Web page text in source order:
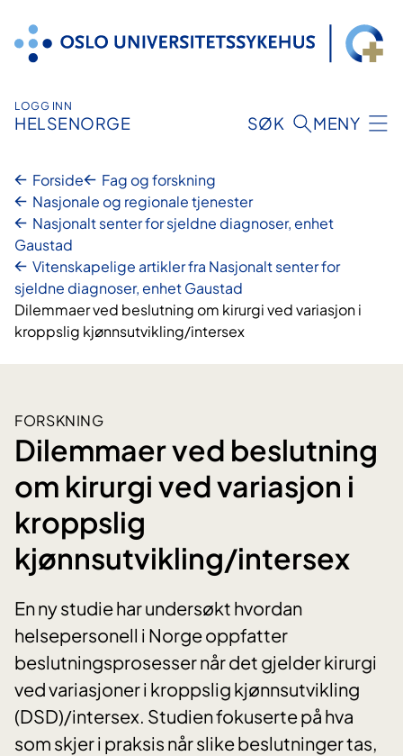
innhold
LOGG INN
HELSENORGE SØK MENY
Forside
Fag og forskning
Nasjonale og regionale tjenester
Nasjonalt senter for sjeldne diagnoser, enhet
Gaustad
Vitenskapelige artikler fra Nasjonalt senter for
sjeldne diagnoser, enhet Gaustad
Dilemmaer ved beslutning om kirurgi ved variasjon i
kroppslig kjønnsutvikling/intersex
FORSKNING
Dilemmaer ved beslutning
om kirurgi ved variasjon i
kroppslig
kjønnsutvikling/intersex
En ny studie har undersøkt hvordan
helsepersonell i Norge oppfatter
beslutningsprosesser når det gjelder kirurgi
ved variasjoner i kroppslig kjønnsutvikling
(DSD)/intersex. Studien fokuserte på hva
som skjer i praksis når slike beslutninger tas,